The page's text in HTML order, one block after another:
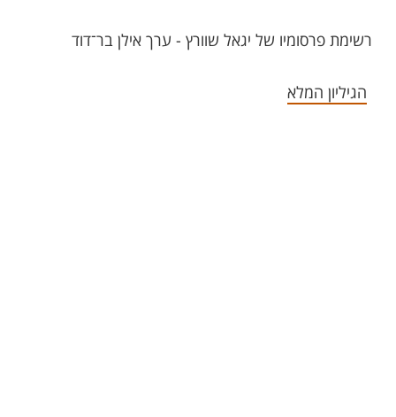
רשימת פרסומיו של יגאל שוורץ - ערך אילן בר־דוד
הגיליון המלא